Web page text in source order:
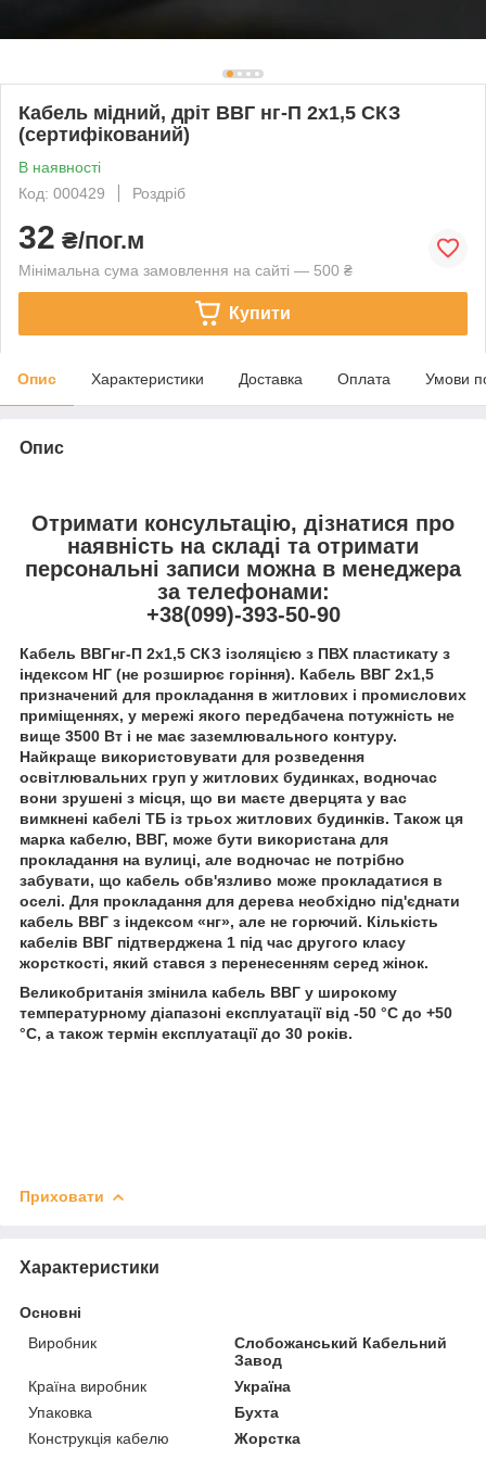
Кабель мідний, дріт ВВГ нг-П 2х1,5 СКЗ
(сертифікований)
В наявності
Код: 000429
Роздріб
32 ₴/пог.м
Мінімальна сума замовлення на сайті — 500 ₴
Купити
Опис Характеристики Доставка Оплата Умови
Опис
Отримати консультацію, дізнатися про
наявність на складі та отримати
персональні записи можна в менеджера
за телефонами:
+38(099)-393-50-90
Кабель ВВГнг-П 2х1,5 СКЗ ізоляцією з ПВХ пластикату з
індексом НГ (не розширює горіння). Кабель ВВГ 2х1,5
призначений для прокладання в житлових і промислових
приміщеннях, у мережі якого передбачена потужність не
вище 3500 Вт і не має заземлювального контуру.
Найкраще використовувати для розведення
освітлювальних груп у житлових будинках, водночас
вони зрушені з місця, що ви маєте дверцята у вас
вимкнені кабелі ТБ із трьох житлових будинків. Також ця
марка кабелю, ВВГ, може бути використана для
прокладання на вулиці, але водночас не потрібно
забувати, що кабель обв'язливо може прокладатися в
оселі. Для прокладання для дерева необхідно під'єднати
кабель ВВГ з індексом «нг», але не горючий. Кількість
кабелів ВВГ підтверджена 1 під час другого класу
жорсткості, який стався з перенесенням серед жінок.
Великобританія змінила кабель ВВГ у широкому
температурному діапазоні експлуатації від -50 °C до +50
°C, а також термін експлуатації до 30 років.
Приховати
Характеристики
Основні
Виробник
Слобожанський Кабельний
Завод
Країна виробник
Україна
Упаковка
Бухта
Конструкція кабелю
Жорстка